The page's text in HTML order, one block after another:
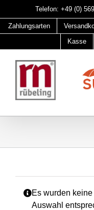
to
content
Telefon: +49 (0)
Zahlungsarten
Kasse
Es wurden
Auswahl